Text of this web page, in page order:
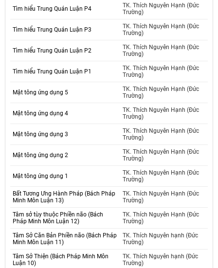
Tìm hiểu Trung Quán Luận P4
TK. Thích Nguyên Hạnh (Đức
Trường)
Tìm hiểu Trung Quán Luận P3
TK. Thích Nguyên Hạnh (Đức
Trường)
Tìm hiểu Trung Quán Luận P2
TK. Thích Nguyên Hạnh (Đức
Trường)
Tìm hiểu Trung Quán Luận P1
TK. Thích Nguyên Hạnh (Đức
Trường)
Mật tông ứng dụng 5
TK. Thích Nguyên Hạnh (Đức
Trường)
Mật tông ứng dụng 4
TK. Thích Nguyên Hạnh (Đức
Trường)
Mật tông ứng dụng 3
TK. Thích Nguyên Hạnh (Đức
Trường)
Mật tông ứng dụng 2
TK. Thích Nguyên Hạnh (Đức
Trường)
Mật tông ứng dụng 1
TK. Thích Nguyên Hạnh (Đức
Trường)
Bất Tương Ưng Hành Pháp (Bách Pháp
Minh Môn Luận 13)
TK. Thích Nguyên Hạnh (Đức
Trường)
Tâm sở tùy thuộc Phiền não (Bách
Pháp Minh Môn Luận 12)
TK. Thích Nguyên Hạnh (Đức
Trường)
Tâm Sở Căn Bản Phiền não (Bách Pháp
Minh Môn Luận 11)
TK. Thích Nguyên hạnh (Đức
Trường)
Tâm Sở Thiện (Bách Pháp Minh Môn
Luận 10)
TK. Thích Nguyên hạnh (Đức
Trường)